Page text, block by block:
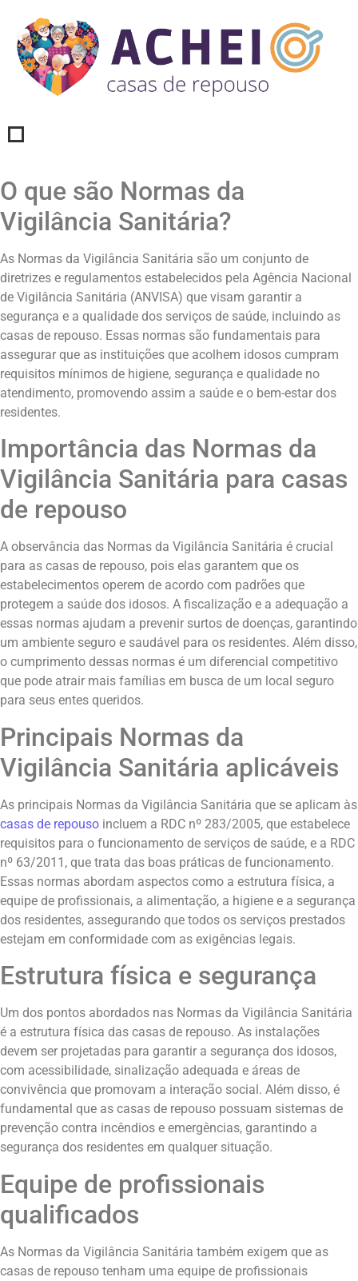
O que são Normas da
Vigilância Sanitária?
As Normas da Vigilância Sanitária são um conjunto de
diretrizes e regulamentos estabelecidos pela Agência Nacional
de Vigilância Sanitária (ANVISA) que visam garantir a
segurança e a qualidade dos serviços de saúde, incluindo as
casas de repouso. Essas normas são fundamentais para
assegurar que as instituições que acolhem idosos cumpram
requisitos mínimos de higiene, segurança e qualidade no
atendimento, promovendo assim a saúde e o bem-estar dos
residentes.
Importância das Normas da
Vigilância Sanitária para casas
de repouso
A observância das Normas da Vigilância Sanitária é crucial
para as casas de repouso, pois elas garantem que os
estabelecimentos operem de acordo com padrões que
protegem a saúde dos idosos. A fiscalização e a adequação a
essas normas ajudam a prevenir surtos de doenças, garantindo
um ambiente seguro e saudável para os residentes. Além disso,
o cumprimento dessas normas é um diferencial competitivo
que pode atrair mais famílias em busca de um local seguro
para seus entes queridos.
Principais Normas da
Vigilância Sanitária aplicáveis
As principais Normas da Vigilância Sanitária que se aplicam às
casas de repouso incluem a RDC nº 283/2005, que estabelece
requisitos para o funcionamento de serviços de saúde, e a RDC
nº 63/2011, que trata das boas práticas de funcionamento.
Essas normas abordam aspectos como a estrutura física, a
equipe de profissionais, a alimentação, a higiene e a segurança
dos residentes, assegurando que todos os serviços prestados
estejam em conformidade com as exigências legais.
Estrutura física e segurança
Um dos pontos abordados nas Normas da Vigilância Sanitária
é a estrutura física das casas de repouso. As instalações
devem ser projetadas para garantir a segurança dos idosos,
com acessibilidade, sinalização adequada e áreas de
convivência que promovam a interação social. Além disso, é
fundamental que as casas de repouso possuam sistemas de
prevenção contra incêndios e emergências, garantindo a
segurança dos residentes em qualquer situação.
Equipe de profissionais
qualificados
As Normas da Vigilância Sanitária também exigem que as
casas de repouso tenham uma equipe de profissionais